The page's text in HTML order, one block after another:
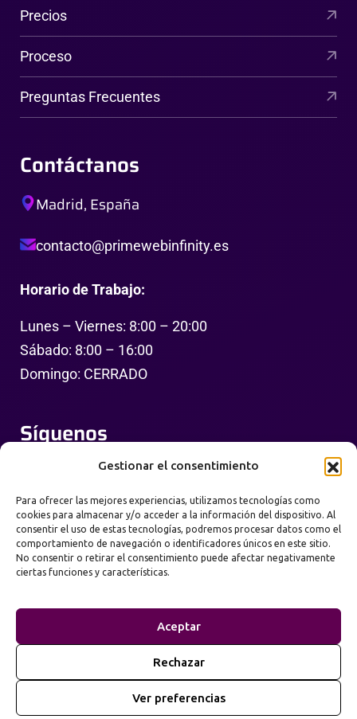
Gestionar el consentimiento
Para ofrecer las mejores experiencias, utilizamos tecnologías como
cookies para almacenar y/o acceder a la información del dispositivo. Al
consentir el uso de estas tecnologías, podremos procesar datos como el
comportamiento de navegación o identificadores únicos en este sitio.
No consentir o retirar el consentimiento puede afectar negativamente
ciertas funciones y características.
Aceptar
Rechazar
Ver preferencias
Precios
Proceso
Preguntas Frecuentes
Contáctanos
Madrid, España
contacto@primewebinfinity.es
Horario de Trabajo:
Lunes – Viernes: 8:00 – 20:00
Sábado: 8:00 – 16:00
Domingo: CERRADO
Síguenos
Términos de Uso
Mapa del Sitio
©2026Prime Web Infinity. Todos los derechos
reservados.